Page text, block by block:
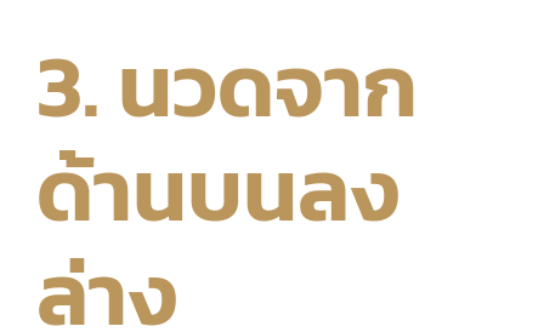
3. นวดจาก
ด้านบนลง
ล่าง